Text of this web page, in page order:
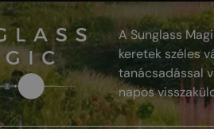
A Sunglass
keretek széles
tanácsadással
napos